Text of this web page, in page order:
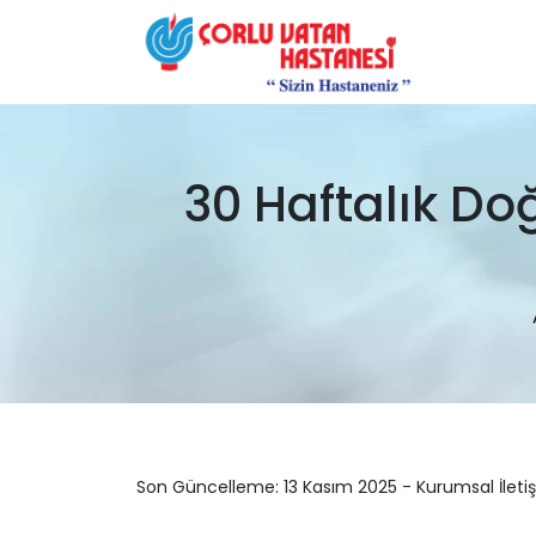
30 Haftalık
Son Güncelleme: 13 Kasım 2025 - Kurumsal